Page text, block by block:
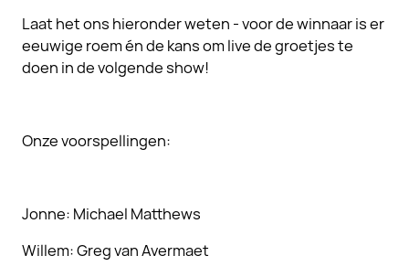
Laat het ons hieronder weten - voor de winnaar is er
eeuwige roem én de kans om live de groetjes te
doen in de volgende show!
Onze voorspellingen:
Jonne: Michael Matthews
Willem: Greg van Avermaet